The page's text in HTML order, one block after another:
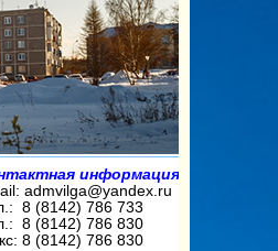
информация:
admvilga@yandex.ru
8 (8142) 786 733
8 (8142) 786 830
8 (8142) 786 830